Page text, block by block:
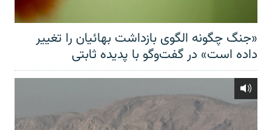
«جنگ چگونه الگوی بازداشت بهائیان را تغییر
داده است» در گفت‌وگو با پدیده ثابتی